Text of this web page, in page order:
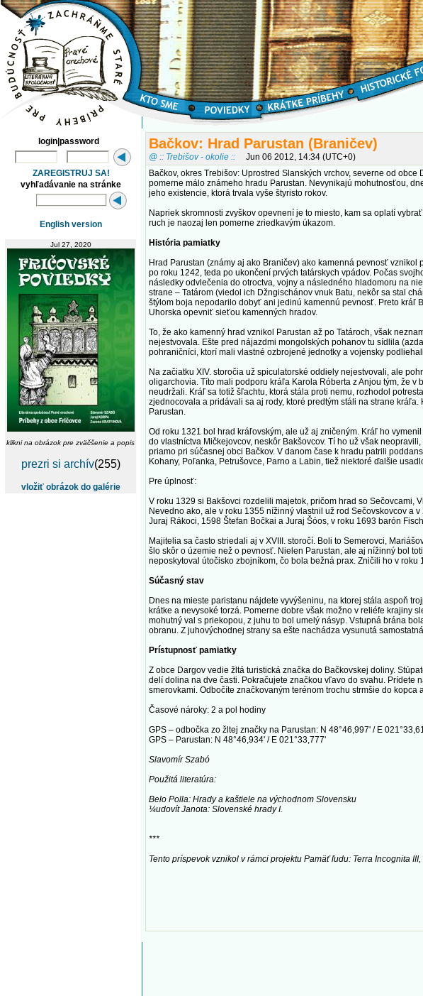
login|password
ZAREGISTRUJ SA!
vyhľadávanie na stránke
English version
Jul 27, 2020
klikni na obrázok pre zväčšenie a popis
prezri si archív(255)
vložiť obrázok do galérie
Bačkov: Hrad Parustan (Braničev)
@ :: Trebišov - okolie :: Jun 06 2012, 14:34 (UTC+0)
Bačkov, okres Trebišov: Uprostred Slanských vrchov, severne od
pomerne málo známeho hradu Parustan. Nevynikajú mohutnosťou,
jeho existencie, ktorá trvala vyše štyristo rokov.
Napriek skromnosti zvyškov opevnení je to miesto, kam sa oplatí
ruch je naozaj len pomerne zriedkavým úkazom.
História pamiatky
Hrad Parustan (známy aj ako Braničev) ako kamenná pevnosť
po roku 1242, teda po ukončení prvých tatárskych vpádov. Počas
následky odvlečenia do otroctva, vojny a následného hladomoru na
strane – Tatárom (viedol ich Džngischánov vnuk Batu, nekôr sa stal
štýlom boja nepodarilo dobyť ani jedinú kamennú pevnosť. Preto kráľ
Uhorska opevniť sieťou kamenných hradov.
To, že ako kamenný hrad vznikol Parustan až po Tatároch, však
nejestvovala. Ešte pred nájazdmi mongolských pohanov tu sídlila
pohraničníci, ktorí mali vlastné ozbrojené jednotky a vojensky
Na začiatku XIV. storočia už spiculatorské oddiely nejestvovali, ale
oligarchovia. Títo mali podporu kráľa Karola Róberta z Anjou tým, že
neudržali. Kráľ sa totiž šľachtu, ktorá stála proti nemu, rozhodol
zjednocovala a pridávali sa aj rody, ktoré predtým stáli na strane
Parustan.
Od roku 1321 bol hrad kráľovským, ale už aj zničeným. Kráľ ho
do vlastníctva Mičkejovcov, neskôr Bakšovcov. Tí ho už však
priamo pri súčasnej obci Bačkov. V danom čase k hradu patrili
Kohany, Poľanka, Petrušovce, Parno a Labin, tiež niektoré ďalšie
Pre úplnosť:
V roku 1329 si Bakšovci rozdelili majetok, pričom hrad so Sečovcami,
Nevedno ako, ale v roku 1355 nížinný vlastnil už rod Sečovskovcov a
Juraj Rákoci, 1598 Štefan Bočkai a Juraj Šóos, v roku 1693 barón
Majitelia sa často striedali aj v XVIII. storočí. Boli to Semerovci,
šlo skôr o územie než o pevnosť. Nielen Parustan, ale aj nížinný bol
neposkytoval útočisko zbojníkom, čo bola bežná prax. Zničili ho v roku
Súčasný stav
Dnes na mieste paristanu nájdete vyvýšeninu, na ktorej stála aspoň
krátke a nevysoké torzá. Pomerne dobre však možno v reliéfe krajiny
mohutný val s priekopou, z juhu to bol umelý násyp. Vstupná brána
obranu. Z juhovýchodnej strany sa ešte nachádza vysunutá
Prístupnosť pamiatky
Z obce Dargov vedie žltá turistická značka do Bačkovskej doliny.
delí dolina na dve časti. Pokračujete značkou vľavo do svahu. Prídete
smerovkami. Odbočíte značkovaným terénom trochu strmšie do kopca
Časové nároky: 2 a pol hodiny
GPS – odbočka zo žltej značky na Parustan: N 48°46,997' / E
GPS – Parustan: N 48°46,934' / E 021°33,777'
Slavomír Szabó
Použitá literatúra:
Belo Polla: Hrady a kaštiele na východnom Slovensku
¼udovít Janota: Slovenské hrady I.
***
Tento príspevok vznikol v rámci projektu Pamäť ľudu: Terra Incognita